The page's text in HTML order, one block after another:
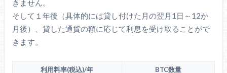
きません。
そして１年後（具体的には貸し付けた月の翌月1日～12か
月後）、貸した通貨の額に応じて利息を受け取ることがで
きます。
利用料率(税込)/年 BTC数量